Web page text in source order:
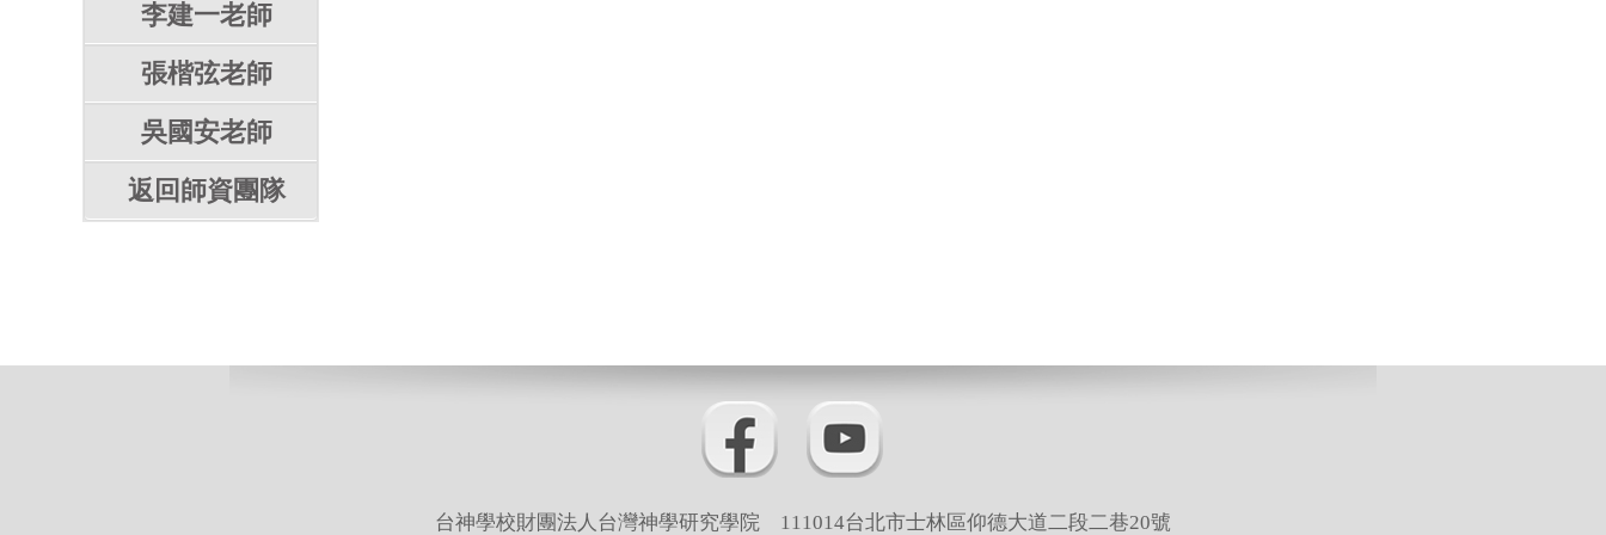
李建一老師
張楷弦老師
吳國安老師
返回師資團隊
台神學校財團法人台灣神學研究學院 111014台北市士林區仰德大道二段二巷20號